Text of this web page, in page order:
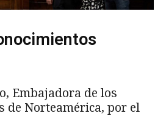
Embajadora de los
de Norteamérica, por el